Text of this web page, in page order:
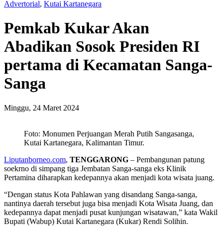
Advertorial, Kutai Kartanegara
Pemkab Kukar Akan
Abadikan Sosok Presiden RI
pertama di Kecamatan Sanga-
Sanga
Minggu, 24 Maret 2024
Foto: Monumen Perjuangan Merah Putih Sangasanga,
Kutai Kartanegara, Kalimantan Timur.
Liputanborneo.com, TENGGARONG – Pembangunan patung
soekrno di simpang tiga Jembatan Sanga-sanga eks Klinik
Pertamina diharapkan kedepannya akan menjadi kota wisata juang.
“Dengan status Kota Pahlawan yang disandang Sanga-sanga,
nantinya daerah tersebut juga bisa menjadi Kota Wisata Juang, dan
kedepannya dapat menjadi pusat kunjungan wisatawan,” kata Wakil
Bupati (Wabup) Kutai Kartanegara (Kukar) Rendi Solihin.